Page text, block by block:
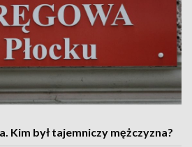
Kim był tajemniczy mężczyzna?